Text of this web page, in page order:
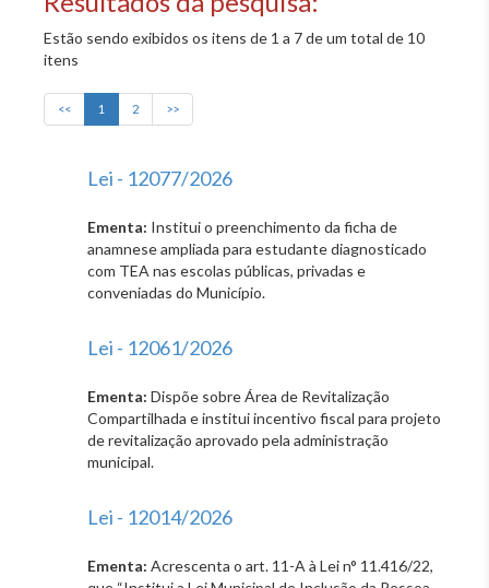
Estão sendo exibidos os itens de 1 a 7 de um total de 10
itens
<< 1 2 >>
Lei - 12077/2026
Ementa: Institui o preenchimento da ficha de
anamnese ampliada para estudante diagnosticado
com TEA nas escolas públicas, privadas e
conveniadas do Município.
Lei - 12061/2026
Ementa: Dispõe sobre Área de Revitalização
Compartilhada e institui incentivo fiscal para projeto
de revitalização aprovado pela administração
municipal.
Lei - 12014/2026
Ementa: Acrescenta o art. 11-A à Lei n° 11.416/22,